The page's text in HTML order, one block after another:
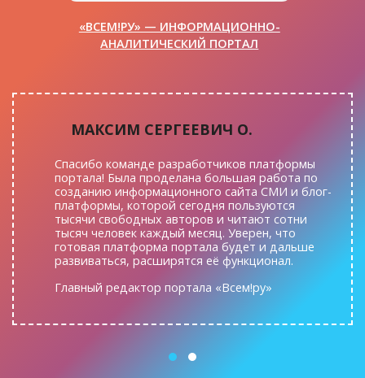
«ВСЕМ!РУ» — ИНФОРМАЦИОННО-
АНАЛИТИЧЕСКИЙ ПОРТАЛ
МАКСИМ СЕРГЕЕВИЧ О.
Спасибо команде разработчиков платформы
портала! Была проделана большая работа по
созданию информационного сайта СМИ и блог-
платформы, которой сегодня пользуются
тысячи свободных авторов и читают сотни
тысяч человек каждый месяц. Уверен, что
готовая платформа портала будет и дальше
развиваться, расширятся её функционал.
Главный редактор портала «Всем!ру»